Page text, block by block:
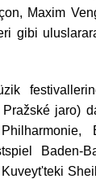
Maxim
gibi
jaro)
Baden-